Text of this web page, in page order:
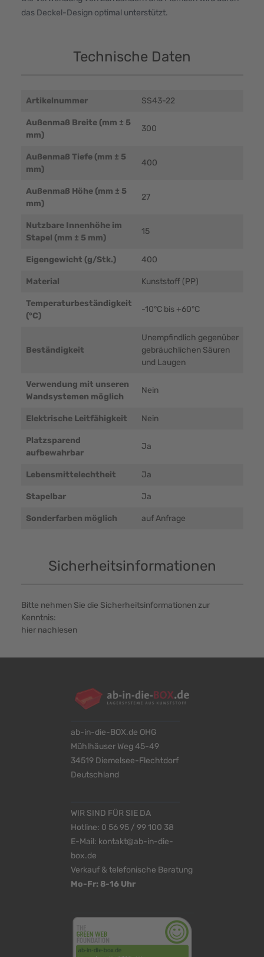
das Deckel-Design optimal unterstützt.
Technische Daten
Artikelnummer SS43-22
Außenmaß Breite (mm ± 5
mm)
300
Außenmaß Tiefe (mm ± 5
mm)
400
Außenmaß Höhe (mm ± 5
mm)
27
Nutzbare Innenhöhe im
Stapel (mm ± 5 mm)
15
Eigengewicht (g/Stk.) 400
Material Kunststoff (PP)
Temperaturbeständigkeit
(°C)
-10°C bis +60°C
Beständigkeit
Unempfindlich gegenüber
gebräuchlichen Säuren
und Laugen
Verwendung mit unseren
Wandsystemen möglich
Nein
Elektrische Leitfähigkeit Nein
Platzsparend
aufbewahrbar
Ja
Lebensmittelechtheit Ja
Stapelbar Ja
Sonderfarben möglich auf Anfrage
Sicherheitsinformationen
Bitte nehmen Sie die Sicherheitsinformationen zur
Kenntnis:
hier nachlesen
ab-in-die-BOX.de OHG
Mühlhäuser Weg 45-49
34519 Diemelsee-Flechtdorf
Deutschland
WIR SIND FÜR SIE DA
Hotline: 0 56 95 / 99 100 38
E-Mail: kontakt@ab-in-die-
box.de
Verkauf & telefonische Beratung
Mo-Fr: 8-16 Uhr